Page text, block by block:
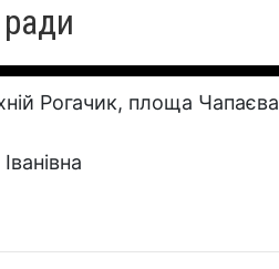
Рогачик, площа Чапаєва